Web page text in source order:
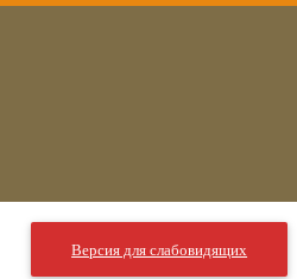
Версия для слабовидящих